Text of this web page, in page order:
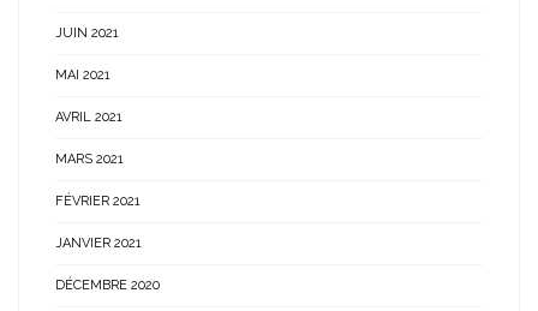
JUIN 2021
MAI 2021
AVRIL 2021
MARS 2021
FÉVRIER 2021
JANVIER 2021
DÉCEMBRE 2020